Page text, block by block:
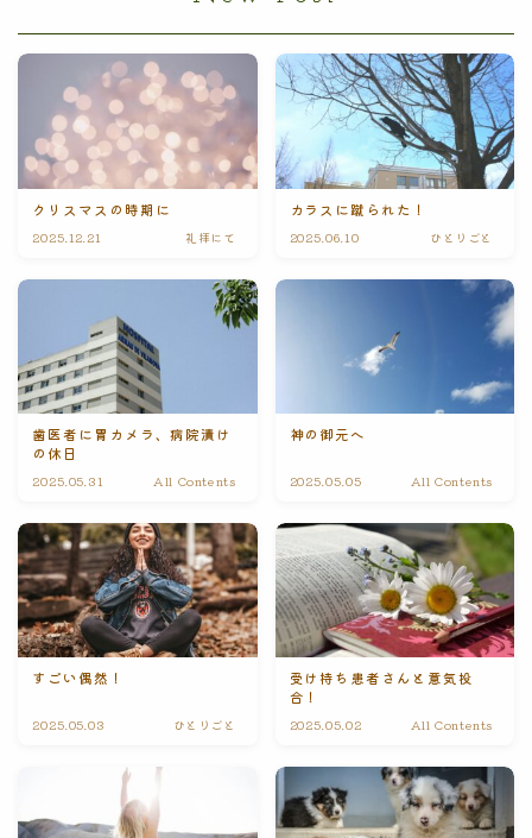
クリスマスの時期に
2025.12.21 礼拝にて
カラスに蹴られた！
2025.06.10 ひとりごと
歯医者に胃カメラ、病院漬け
の休日
2025.05.31 All Contents
神の御元へ
2025.05.05 All Contents
すごい偶然！
2025.05.03 ひとりごと
受け持ち患者さんと意気投
合！
2025.05.02 All Contents